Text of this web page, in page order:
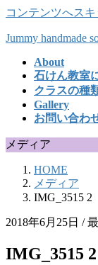
コンテンツへス
Jummy handmade
About
石けん教室
クラスの種
Gallery
お問い合わ
メディア
HOME
メディア
IMG_3515 2
2018年6月25日 /
IMG_3515 2